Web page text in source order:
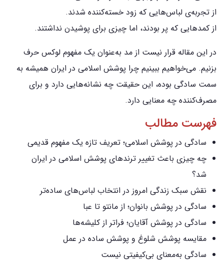
از تجربه‌ی لباس‌هایی که زود خسته‌کننده شدند.
از کمدهایی که پر بودند، اما چیزی برای پوشیدن نداشتند.
در این مقاله قرار نیست از مد به‌عنوان یک مفهوم لوکس حرف
بزنیم. می‌خواهیم ببینیم چرا پوشش اسلامی در ایران همیشه به
سمت سادگی بوده، این حقیقت چه نشانه‌هایی دارد و برای
مصرف‌کننده چه معنایی دارد.
فهرست مطالب
سادگی در پوشش اسلامی؛ تعریف تازه یک مفهوم قدیمی
چه چیزی باعث تغییر ترندهای پوشش اسلامی در ایران
شد؟
نقش سبک زندگی امروز در انتخاب لباس‌های ساده‌تر
سادگی در پوشش بانوان؛ از مانتو تا عبا
سادگی در پوشش آقایان؛ فراتر از کلیشه‌ها
مقایسه پوشش شلوغ و پوشش ساده در عمل
سادگی به‌معنای بی‌کیفیتی نیست